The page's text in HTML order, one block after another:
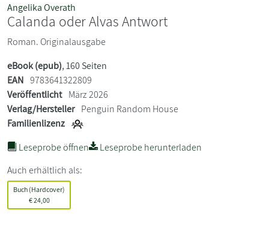
Angelika Overath
Calanda oder Alvas Antwort
Roman. Originalausgabe
eBook (epub), 160 Seiten
EAN 9783641322809
Veröffentlicht März 2026
Verlag/Hersteller Penguin Random House
Familienlizenz
Leseprobe öffnen
Leseprobe herunterladen
Auch erhältlich als:
Buch (Hardcover)
€24,00